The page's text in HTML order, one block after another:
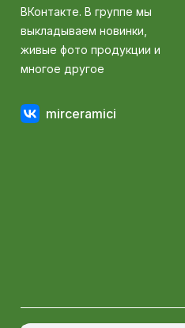
ВКонтакте. В группе мы
выкладываем новинки,
живые фото продукции и
многое другое
mirceramici